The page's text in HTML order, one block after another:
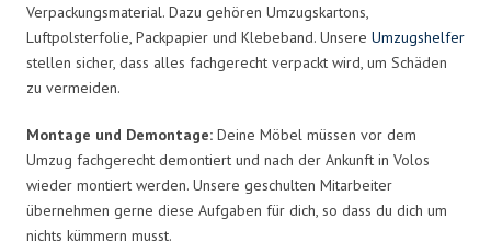
Verpackungsmaterial. Dazu gehören Umzugskartons,
Luftpolsterfolie, Packpapier und Klebeband. Unsere Umzugshelfer
stellen sicher, dass alles fachgerecht verpackt wird, um Schäden
zu vermeiden.
Montage und Demontage: Deine Möbel müssen vor dem
Umzug fachgerecht demontiert und nach der Ankunft in Volos
wieder montiert werden. Unsere geschulten Mitarbeiter
übernehmen gerne diese Aufgaben für dich, so dass du dich um
nichts kümmern musst.